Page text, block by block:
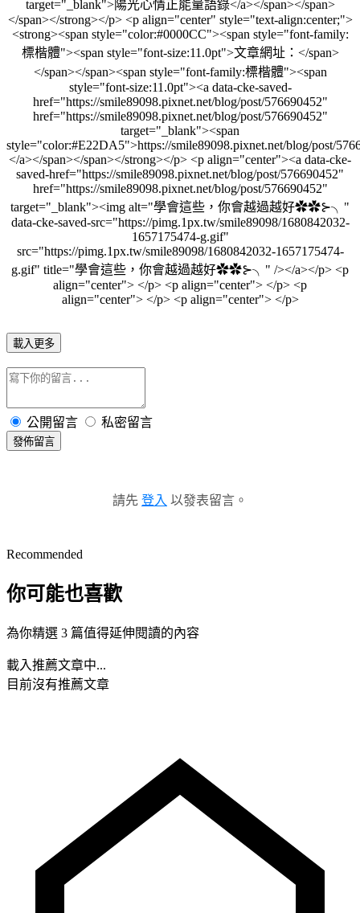
載入更多
公開留言 私密留言
發佈留言
請先 登入 以發表留言。
Recommended
你可能也喜歡
為你精選 3 篇值得延伸閱讀的內容
載入推薦文章中...
目前沒有推薦文章